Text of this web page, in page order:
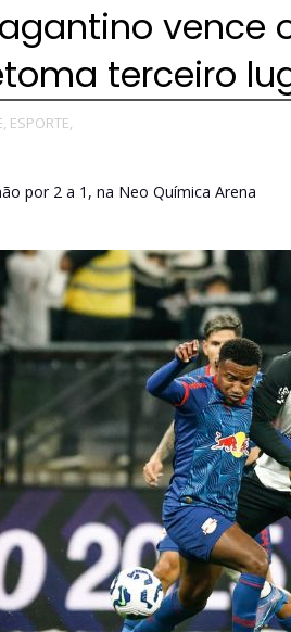
vence
terceiro
ESPORTE,
por 2 a 1, na Neo Química Arena